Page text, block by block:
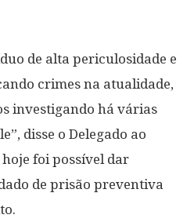
de alta periculosidade e
crimes na atualidade,
investigando há várias
disse o Delegado ao
foi possível dar
de prisão preventiva